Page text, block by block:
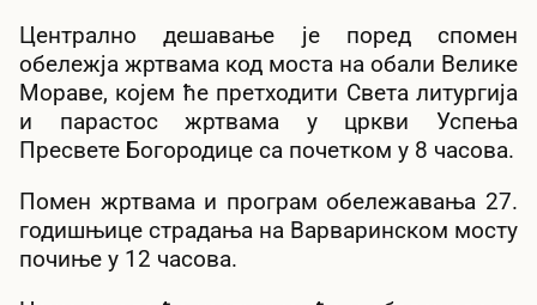
Централно дешавање је поред спомен
обележја жртвама код моста на обали Велике
Мораве, којем ће претходити Света литургија
и парастос жртвама у цркви Успења
Пресвете Богородице са почетком у 8 часова.
Помен жртвама и програм обележавања 27.
годишњице страдања на Варваринском мосту
почиње у 12 часова.